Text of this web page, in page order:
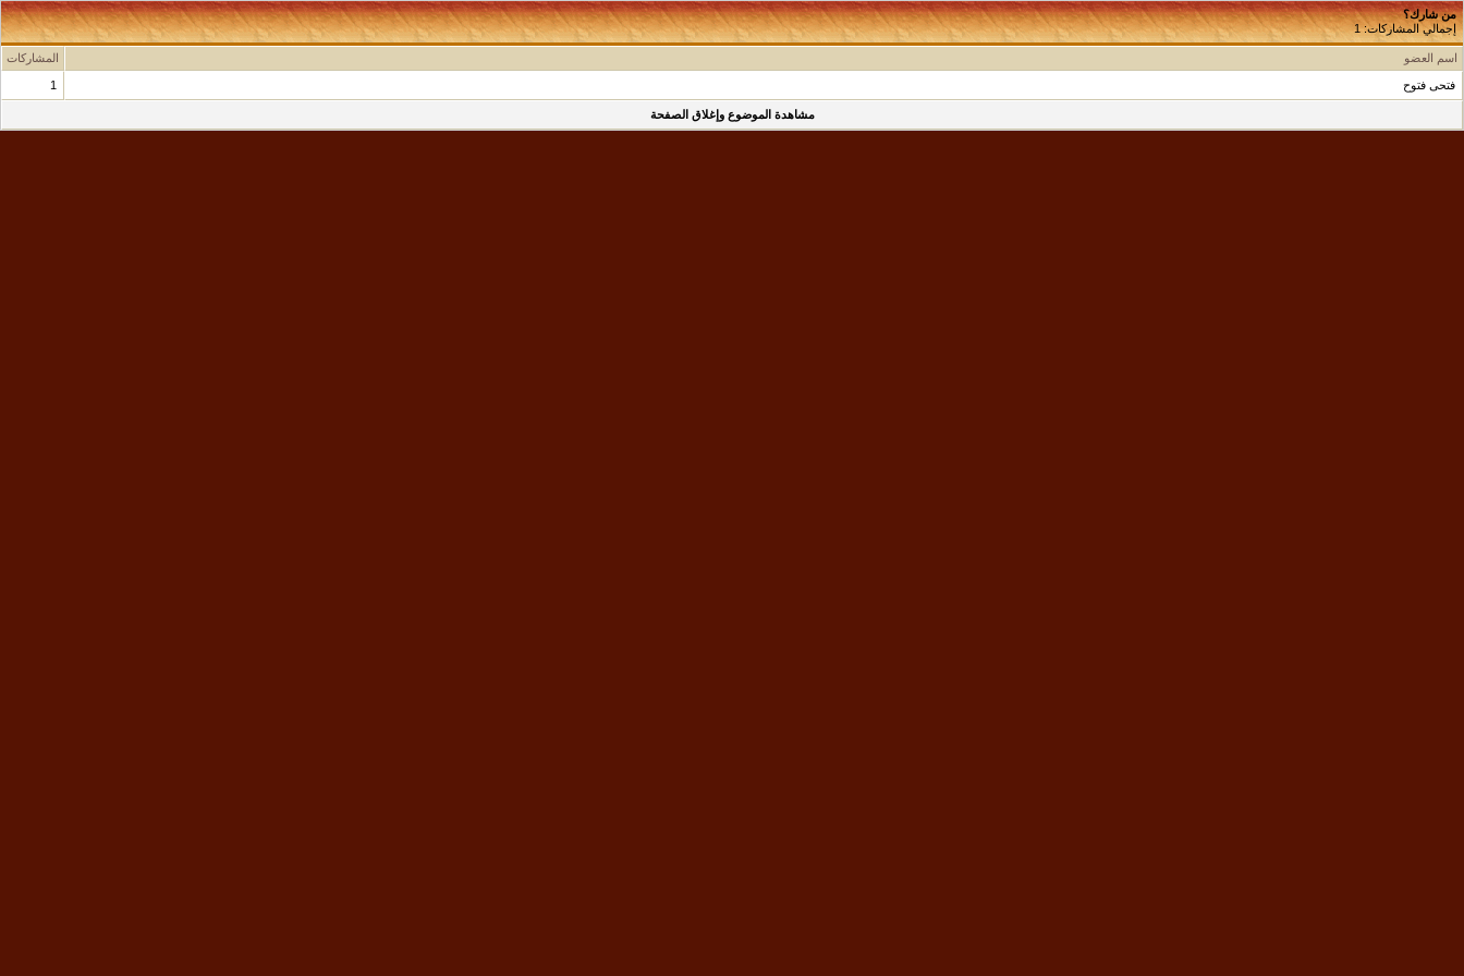
من شارك؟
إجمالي المشاركات: 1
اسم العضو المشاركات
فتحى فتوح 1
مشاهدة الموضوع وإغلاق الصفحة